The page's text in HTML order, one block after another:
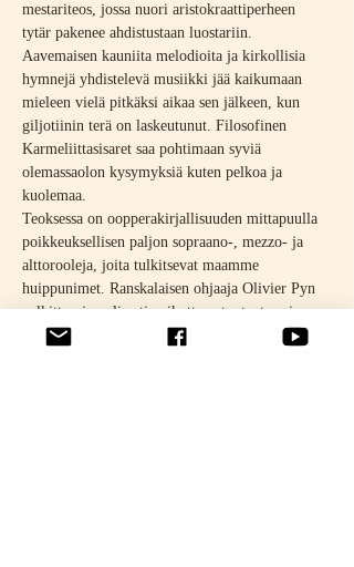
mestariteos, jossa nuori aristokraattiperheen
tytär pakenee ahdistustaan luostariin.
Aavemaisen kauniita melodioita ja kirkollisia
hymnejä yhdistelevä musiikki jää kaikumaan
mieleen vielä pitkäksi aikaa sen jälkeen, kun
giljotiinin terä on laskeutunut. Filosofinen
Karmeliittasisaret saa pohtimaan syviä
olemassaolon kysymyksiä kuten pelkoa ja
kuolemaa.
Teoksessa on oopperakirjallisuuden mittapuulla
poikkeuksellisen paljon sopraano-, mezzo- ja
alttorooleja, joita tulkitsevat maamme
huippunimet. Ranskalaisen ohjaaja Olivier Pyn
palkittu visuaalisesti vaikuttava tuotanto sai
menestyksekkään ensi-iltansa Pariisin